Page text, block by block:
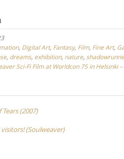
, Digital Art, Fantasy, Film, Fine Art,
, dreams, exhibition, nature,
Sci-Fi Film at Worldcon 75 in Helsinki
(2007)
(Soulweaver)